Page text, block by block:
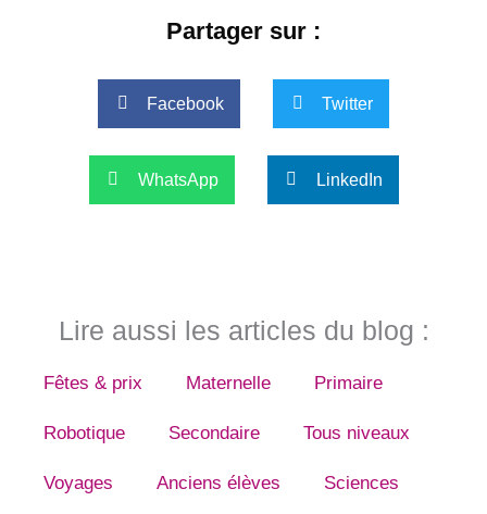
Partager sur :
Facebook Twitter
WhatsApp LinkedIn
Lire aussi les articles du blog :
Fêtes & prix Maternelle Primaire
Robotique Secondaire Tous niveaux
Voyages Anciens élèves Sciences